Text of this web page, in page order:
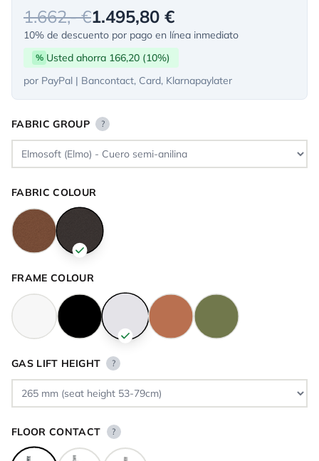
1.662,- €1.495,80 €
10% de descuento por pago en línea inmediato
% Usted ahorra 166,20 (10%)
por PayPal | Bancontact, Card, Klarnapaylater
FABRIC GROUP ?
FABRIC COLOUR
FRAME COLOUR
GAS LIFT HEIGHT ?
FLOOR CONTACT ?